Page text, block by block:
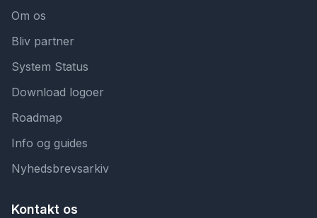
Om os
Bliv partner
System Status
Download logoer
Roadmap
Info og guides
Nyhedsbrevsarkiv
Kontakt os